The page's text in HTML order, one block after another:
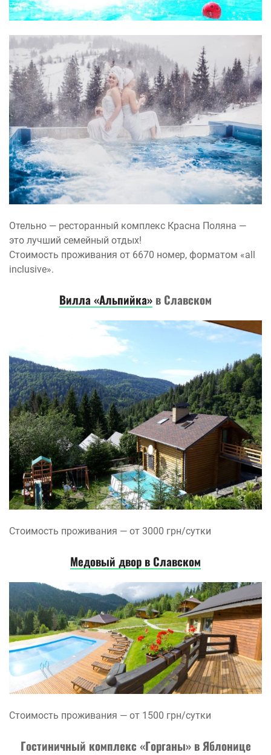
Отельно — ресторанный комплекс Красна Поляна —
это лучший семейный отдых!
Стоимость проживания от 6670 номер, форматом «all
inclusive».
Вилла «Альпийка» в Славском
Стоимость проживания — от 3000 грн/сутки
Медовый двор в Славском
Стоимость проживания — от 1500 грн/сутки
Гостиничный комплекс «Горганы» в Яблонице